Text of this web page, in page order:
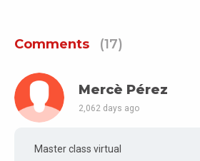
Comments (17)
Mercè Pérez
2,062 days ago
Master class virtual